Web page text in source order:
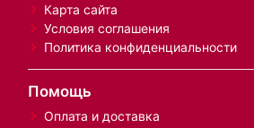
Карта сайта
Условия соглашения
Политика конфиденциальности
Помощь
Оплата и доставка